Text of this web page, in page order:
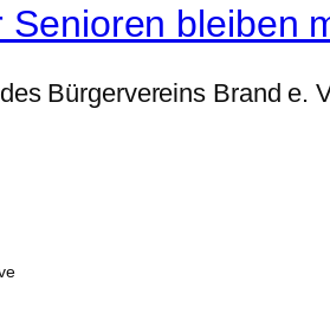
Senioren bleiben
Bürgervereins Brand e.